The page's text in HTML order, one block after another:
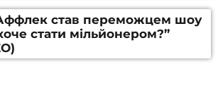
став переможцем шоу
стати мільйонером?”